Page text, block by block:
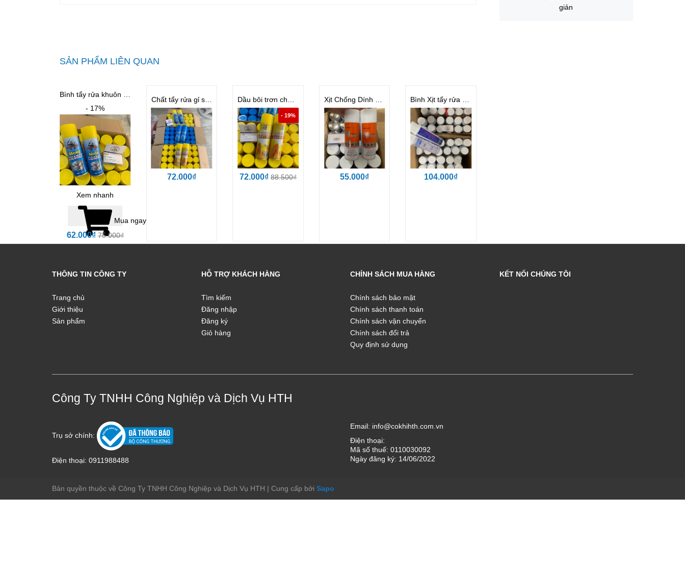
SẢN PHẨM LIÊN QUAN
- 17%
Xem nhanh
Mua ngay
62.000₫75.000₫
Chất tẩy rửa gỉ sét cho khuôn BST
72.000₫
- 19%
72.000₫ 88.500₫ 55.000₫ 104.000₫
giản
THÔNG TIN CÔNG TY
Trang chủ
Giới thiệu
Sản phẩm
HỖ TRỢ KHÁCH HÀNG
Tìm kiếm
Đăng nhập
Đăng ký
Giỏ hàng
CHÍNH SÁCH MUA HÀNG
Chính sách bảo mật
Chính sách thanh toán
Chính sách vận chuyển
Chính sách đổi trả
Quy định sử dụng
KẾT NỐI CHÚNG TÔI
Công Ty TNHH Công Nghiệp và Dịch Vụ HTH
Trụ sở chính:
Điện thoại: 0911988488
Email: info@cokhihth.com.vn
Điện thoại:
Mã số thuế: 0110030092
Ngày đăng ký: 14/06/2022
Bản quyền thuộc về Công Ty TNHH Công Nghiệp và Dịch Vụ HTH | Cung cấp bởi Sapo